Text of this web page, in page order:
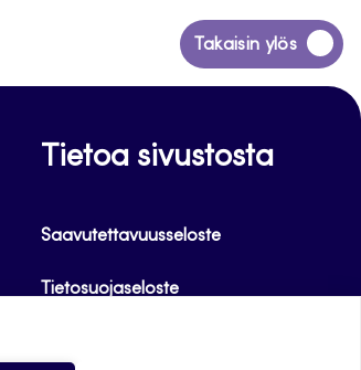
Takaisin ylös
Siirry
takaisin
Tietoa sivustosta
Saavutettavuusseloste
Tietosuojaseloste